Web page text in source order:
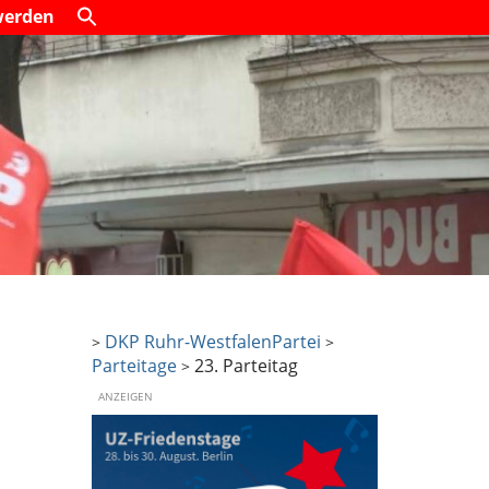
> DKP Ruhr-WestfalenPartei >
Parteitage> 23. Parteitag
ANZEIGEN